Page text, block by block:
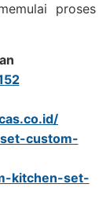
proses
custom-
kitchen-set-